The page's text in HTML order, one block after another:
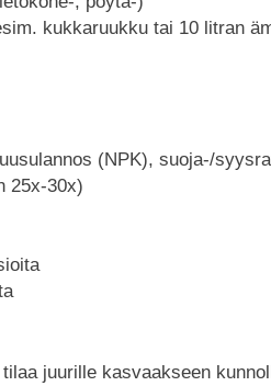
kukkaruukku tai 10 litran
(NPK), suoja-/
25x-30x)
juurille kasvaakseen